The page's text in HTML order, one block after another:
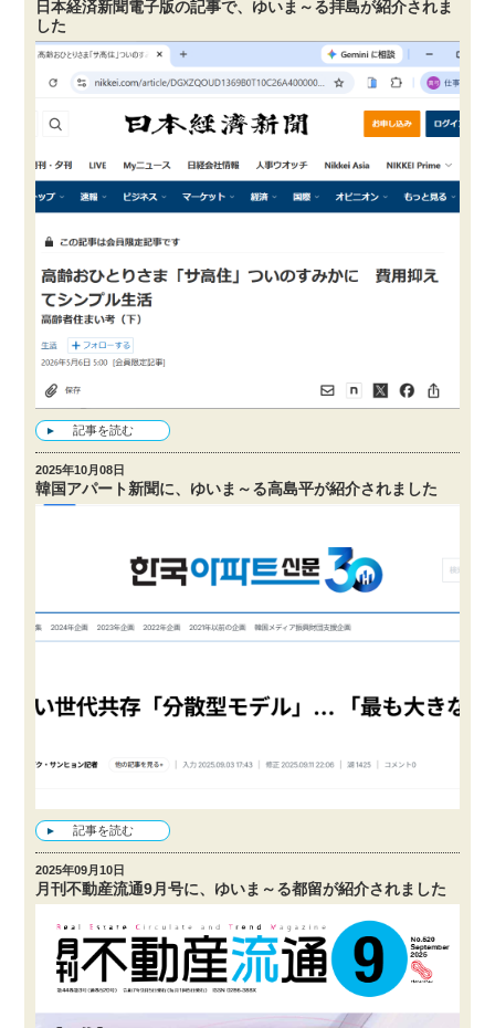
日本経済新聞電子版の記事で、ゆいま～る拝島が紹介されま
した
記事を読む
2025年10月08日
韓国アパート新聞に、ゆいま～る高島平が紹介されました
記事を読む
2025年09月10日
月刊不動産流通9月号に、ゆいま～る都留が紹介されました